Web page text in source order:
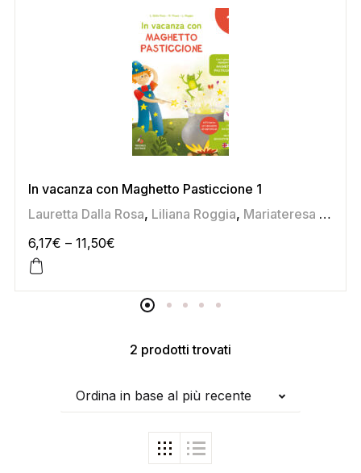
In vacanza con Maghetto Pasticcione 1
Lauretta Dalla Rosa, Liliana Roggia, Mariateresa Pozza
6,17€ – 11,50€
2 prodotti trovati
Ordina in base al più recente